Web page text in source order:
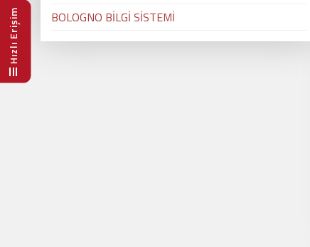
Hızlı Erişim
BOLOGNO BİLGİ SİSTEMİ